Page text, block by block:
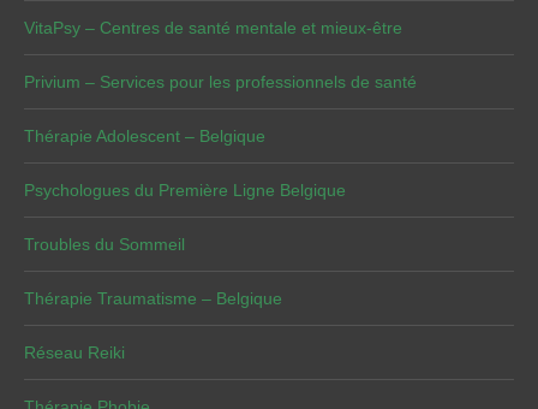
VitaPsy – Centres de santé mentale et mieux-être
Privium – Services pour les professionnels de santé
Thérapie Adolescent – Belgique
Psychologues du Première Ligne Belgique
Troubles du Sommeil
Thérapie Traumatisme – Belgique
Réseau Reiki